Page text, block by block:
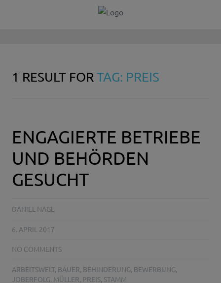
1 RESULT FORTAG: PREIS
ENGAGIERTE BETRIEBE
UND BEHÖRDEN
GESUCHT
DANIEL NAGL
6. APRIL 2017
NO COMMENTS
ARBEITSWELT, BAUER, BEHINDERUNG, BEWERBUNG,
JOBERFOLG, MÜLLER, PREIS, STAMM